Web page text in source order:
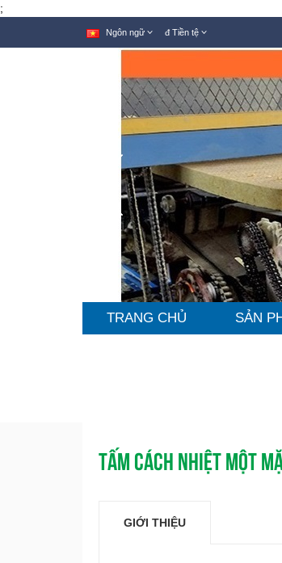
;
Ngôn ngữ đ Tiền tệ
TRANG CHỦ SẢN
TẤM CÁCH NHIỆT MỘT
GIỚI THIỆU